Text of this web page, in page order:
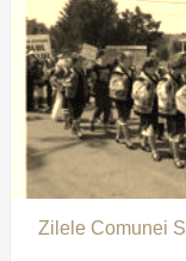
Zilele Comunei